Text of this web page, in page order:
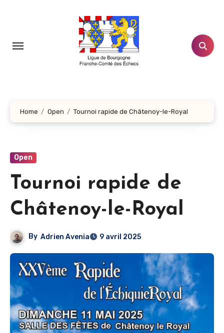
principal
Home Open Tournoi rapide de Châtenoy-le-Royal
Open
Tournoi rapide de
Châtenoy-le-Royal
By Adrien Avenia 9 avril 2025